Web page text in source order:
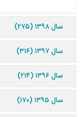
سال ۱۳۹۸ (۲۷۵)
سال ۱۳۹۷ (۳۱۶)
سال ۱۳۹۶ (۲۱۴)
سال ۱۳۹۵ (۱۷۰)